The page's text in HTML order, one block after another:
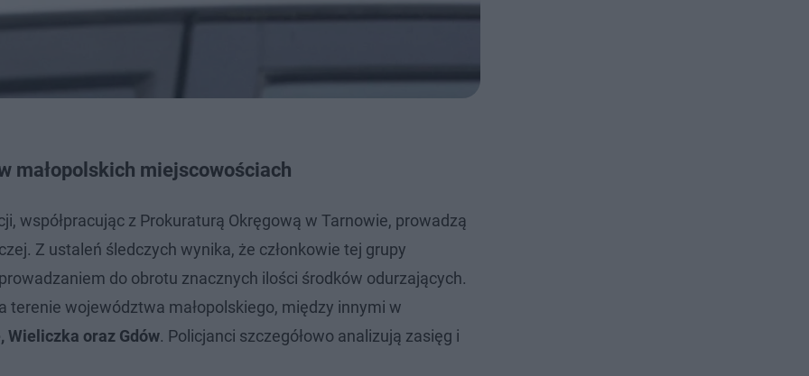
małopolskich miejscowościach
współpracując z Prokuraturą Okręgową w Tarnowie, prowadzą
Z ustaleń śledczych wynika, że członkowie tej grupy
do obrotu znacznych ilości środków odurzających.
terenie województwa małopolskiego, między innymi w
Wieliczka oraz Gdów. Policjanci szczegółowo analizują zasięg i